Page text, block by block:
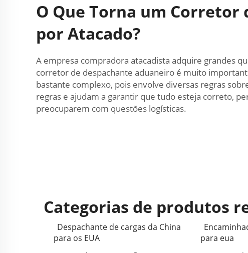
O Que Torna um Corretor
por Atacado?
A empresa compradora atacadista adquire grandes
corretor de despachante aduaneiro é muito
bastante complexo, pois envolve diversas regras
regras e ajudam a garantir que tudo esteja correto,
preocuparem com questões logísticas.
Categorias de produtos
Despachante de cargas da China
para os EUA
para eua